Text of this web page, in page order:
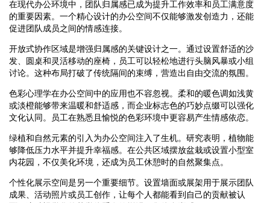
在现代办公环境中，团队归属感已成为提升工作效率和员工满意度
的重要因素。一个精心设计的办公空间不仅能够激发创造力，还能
促进团队成员之间的情感连接。
开放式协作区域是增强归属感的关键设计之一。通过设置舒适的沙
发、圆桌和灵活移动的座椅，员工可以轻松地进行头脑风暴或小组
讨论。这种布局打破了传统隔间的束缚，营造出自由交流的氛围。
色彩心理学在办公空间中的应用也不容忽视。柔和的暖色调如浅黄
或淡橙能够带来温暖和舒适感，而企业标志色的巧妙点缀可以强化
文化认同。员工在熟悉且愉悦的色彩环境中更容易产生情感依恋。
绿植和自然元素的引入为办公空间注入了生机。研究表明，植物能
够降低压力水平并提升幸福感。在公共区域摆放盆栽或设置小型室
内花园，不仅美化环境，还成为员工休憩时的自然聚集点。
个性化展示空间是另一个重要细节。设置墙面或展架用于展示团队
成果、活动照片或员工创作，让每个人都能看到自己的贡献被认